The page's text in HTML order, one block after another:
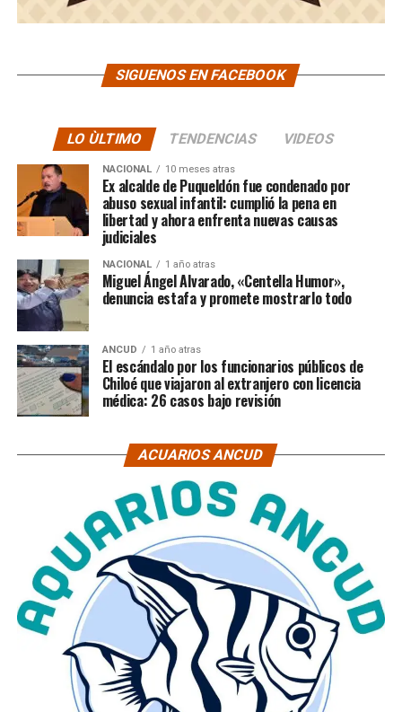
SIGUENOS EN FACEBOOK
LO ÙLTIMO TENDENCIAS VIDEOS
NACIONAL 10 meses atras
Ex alcalde de Puqueldón fue condenado por
abuso sexual infantil: cumplió la pena en
libertad y ahora enfrenta nuevas causas
judiciales
NACIONAL 1 año atras
Miguel Ángel Alvarado, «Centella Humor»,
denuncia estafa y promete mostrarlo todo
ANCUD 1 año atras
El escándalo por los funcionarios públicos de
Chiloé que viajaron al extranjero con licencia
médica: 26 casos bajo revisión
ACUARIOS ANCUD